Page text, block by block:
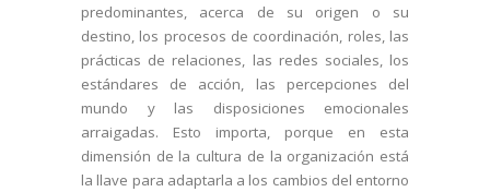
predominantes, acerca de su origen o su
destino, los procesos de coordinación, roles, las
prácticas de relaciones, las redes sociales, los
estándares de acción, las percepciones del
mundo y las disposiciones emocionales
arraigadas. Esto importa, porque en esta
dimensión de la cultura de la organización está
la llave para adaptarla a los cambios del entorno